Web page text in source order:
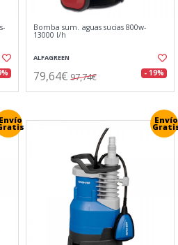
Bomba sum. aguas sucias 800w-
13000 l/h
ALFAGREEN
79,64€ 97,74€ - 19%
Envío Envío